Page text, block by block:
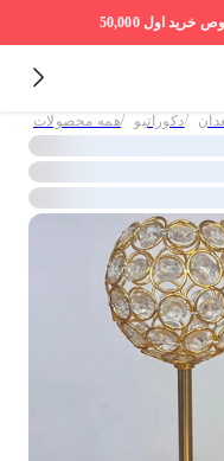
خرید اول
همه محصولات/ دکوراتیو/